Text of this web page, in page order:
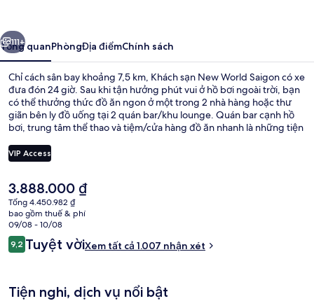
Saigon
111+
Tổng quanPhòngĐịa điểmChính sách
Chỉ cách sân bay khoảng 7,5 km, Khách sạn New World Saigon có xe
đưa đón 24 giờ. Sau khi tận hưởng phút vui ở hồ bơi ngoài trời, bạn
có thể thưởng thức đồ ăn ngon ở một trong 2 nhà hàng hoặc thư
giãn bên ly đồ uống tại 2 quán bar/khu lounge. Quán bar cạnh hồ
bơi, trung tâm thể thao và tiệm/cửa hàng đồ ăn nhanh là những tiện
tình và địa điểm là những điều ghi dấu ấn trong lòng du khách. Dịch
vụ giao thông công cộng chỉ cách một quãng đi bộ ngắn: cách Ga
VIP Access
Giá
hiện
tại
là
3.888.000 ₫
3.888.000 ₫
Tổng 4.450.982 ₫
bao gồm thuế & phí
09/08 - 10/08
Nhận
xét
9,29,2 trên 10,
Tuyệt vờiXem tất cả 1.007 nhận xét
Tiện nghi, dịch vụ nổi bật